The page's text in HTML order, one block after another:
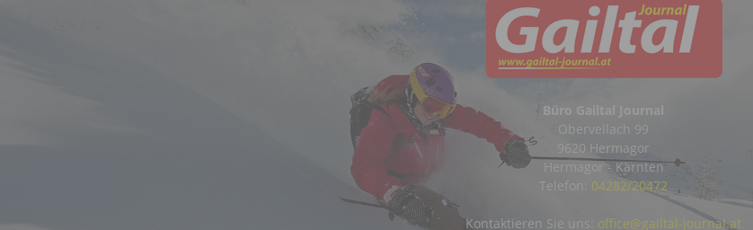
Büro Gailtal Journal
Obervellach 99
9620 Hermagor
Hermagor - Kärnten
Telefon: 04282/20472
Kontaktieren Sie uns: office@gailtal-journal.at